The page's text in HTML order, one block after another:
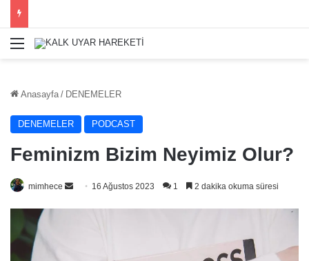
Menü
Anasayfa / DENEMELER
DENEMELER PODCAST
Feminizm Bizim Neyimiz Olur?
mimhece
Bir
16 Ağustos 2023 1 2 dakika okuma süresi